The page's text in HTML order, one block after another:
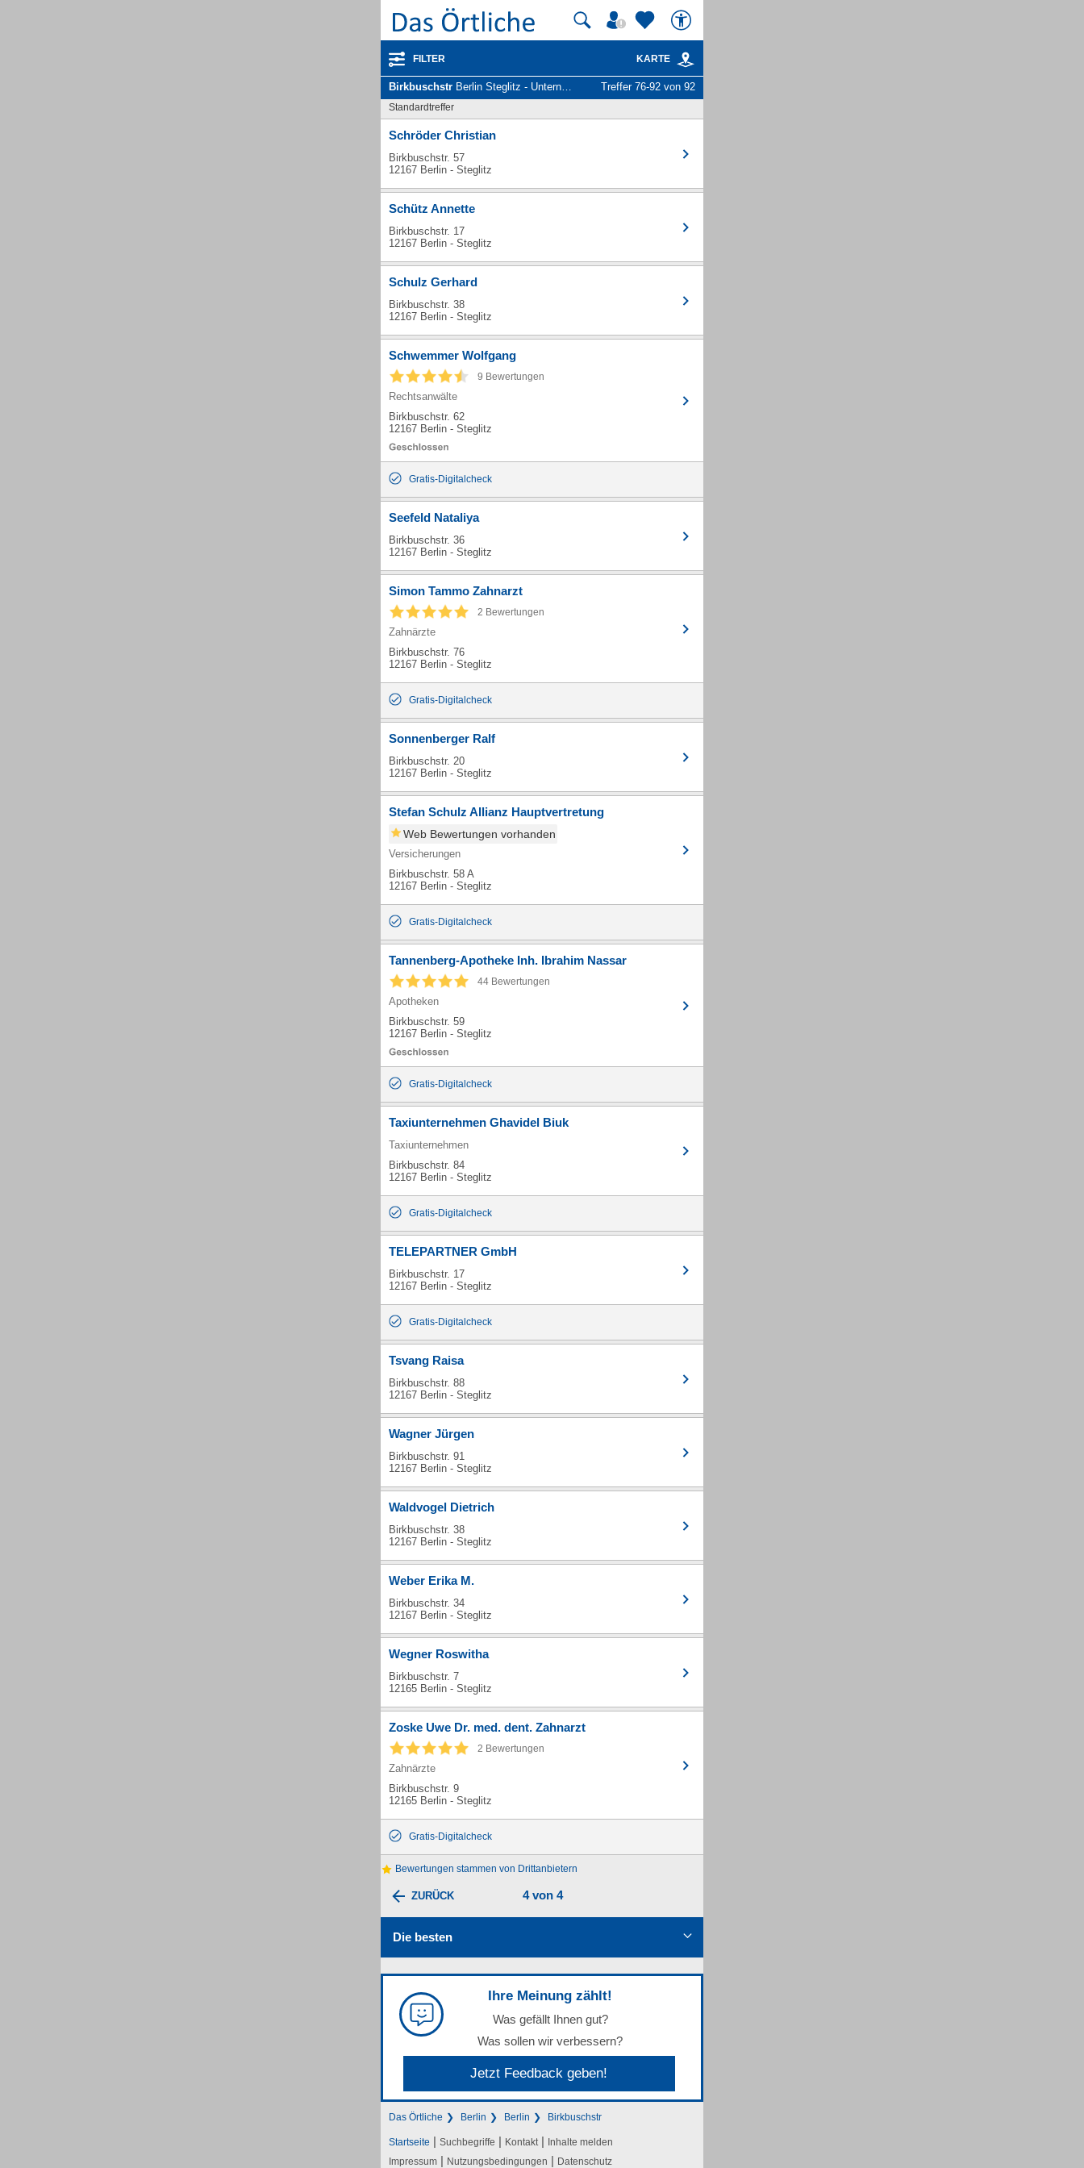
FILTER KARTE
Birkbuschstr Berlin Steglitz - Unternehmen und Personen Treffer 76-92 von 92
Standardtreffer
Schröder Christian
Birkbuschstr. 57
12167 Berlin - Steglitz
Schütz Annette
Birkbuschstr. 17
12167 Berlin - Steglitz
Schulz Gerhard
Birkbuschstr. 38
12167 Berlin - Steglitz
Schwemmer Wolfgang
9 Bewertungen
Rechtsanwälte
Birkbuschstr. 62
12167 Berlin - Steglitz
Gratis-Digitalcheck
Seefeld Nataliya
Birkbuschstr. 36
12167 Berlin - Steglitz
Simon Tammo Zahnarzt
2 Bewertungen
Zahnärzte
Birkbuschstr. 76
12167 Berlin - Steglitz
Gratis-Digitalcheck
Sonnenberger Ralf
Birkbuschstr. 20
12167 Berlin - Steglitz
Stefan Schulz Allianz Hauptvertretung
Web Bewertungen vorhanden
Versicherungen
Birkbuschstr. 58 A
12167 Berlin - Steglitz
Gratis-Digitalcheck
Tannenberg-Apotheke Inh. Ibrahim Nassar
44 Bewertungen
Apotheken
Birkbuschstr. 59
12167 Berlin - Steglitz
Gratis-Digitalcheck
Taxiunternehmen Ghavidel Biuk
Taxiunternehmen
Birkbuschstr. 84
12167 Berlin - Steglitz
Gratis-Digitalcheck
TELEPARTNER GmbH
Birkbuschstr. 17
12167 Berlin - Steglitz
Gratis-Digitalcheck
Tsvang Raisa
Birkbuschstr. 88
12167 Berlin - Steglitz
Wagner Jürgen
Birkbuschstr. 91
12167 Berlin - Steglitz
Waldvogel Dietrich
Birkbuschstr. 38
12167 Berlin - Steglitz
Weber Erika M.
Birkbuschstr. 34
12167 Berlin - Steglitz
Wegner Roswitha
Birkbuschstr. 7
12165 Berlin - Steglitz
Zoske Uwe Dr. med. dent. Zahnarzt
2 Bewertungen
Zahnärzte
Birkbuschstr. 9
12165 Berlin - Steglitz
Gratis-Digitalcheck
Bewertungen stammen von Drittanbietern
ZURÜCK 4 von 4
Die besten
Ihre Meinung zählt!
Was gefällt Ihnen gut?
Was sollen wir verbessern?
Jetzt Feedback geben!
Das Örtliche Berlin Berlin Birkbuschstr
Startseite | Suchbegriffe | Kontakt | Inhalte melden
Impressum | Nutzungsbedingungen | Datenschutz